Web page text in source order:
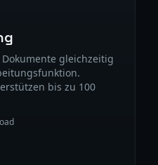
gleichzeitig
bis zu 100